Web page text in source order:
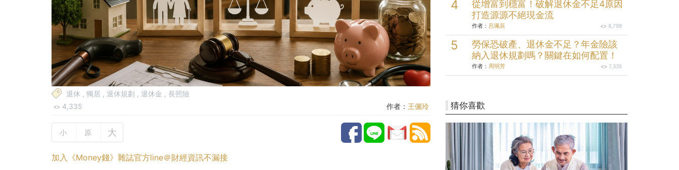
退休 , 獨居 , 退休規劃 , 退休金 , 長照險
4,335
作者： 王儷玲
小 原 大
加入《Money錢》雜誌官方line＠財經資訊不漏接
從增富到穩富！破解退休金不足4原因
打造源源不絕現金流
作者： 呂珮辰 8,799
勞保恐破產、退休金不足？年金險該
納入退休規劃嗎？關鍵在如何配置！
作者： 周明芳 7,335
猜你喜歡